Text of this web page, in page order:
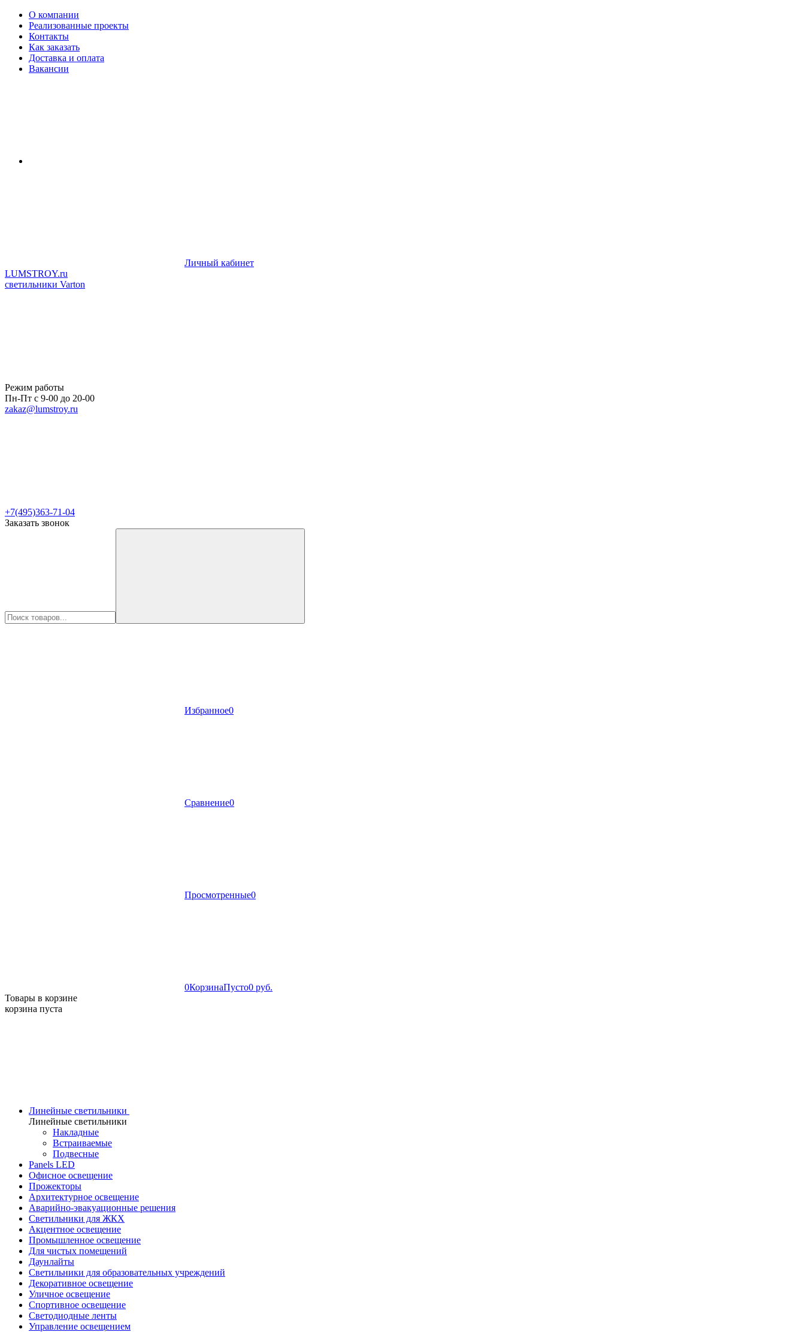
О компании
Реализованные проекты
Контакты
Как заказать
Доставка и оплата
Вакансии
Личный кабинет
LUMSTROY.ru
светильники Varton
Режим работы
Пн-Пт с 9-00 до 20-00
zakaz@lumstroy.ru
+7(495)363-71-04
Заказать звонок
Избранное0
Сравнение0
Просмотренные0
0КорзинаПусто0 руб.
Товары в корзине
корзина пуста
Линейные светильники
Линейные светильники
Накладные
Встраиваемые
Подвесные
Panels LED
Офисное освещение
Прожекторы
Архитектурное освещение
Аварийно-эвакуационные решения
Светильники для ЖКХ
Акцентное освещение
Промышленное освещение
Для чистых помещений
Даунлайты
Светильники для образовательных учреждений
Декоративное освещение
Уличное освещение
Спортивное освещение
Светодиодные ленты
Управление освещением